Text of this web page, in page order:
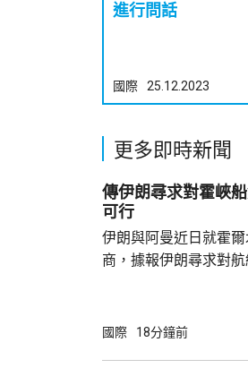
進行問話
國際 25.12.2023
更多即時新聞
傳伊朗尋求對霍峽
可行
伊朗與阿曼近日就霍
商，據報伊朗尋求對
已制裁伊朗負責管理霍
國際 18分鐘前